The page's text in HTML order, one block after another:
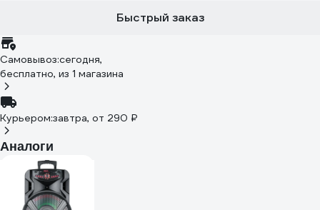
Быстрый заказ
Самовывоз:сегодня,
бесплатно, из 1 магазина
Курьером:завтра, от 290 ₽
Аналоги